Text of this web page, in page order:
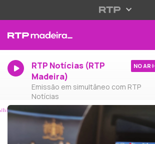
RTP Notícias (RTP
Madeira)
Emissão em simultâneo com RTP
Notícias
NO AR